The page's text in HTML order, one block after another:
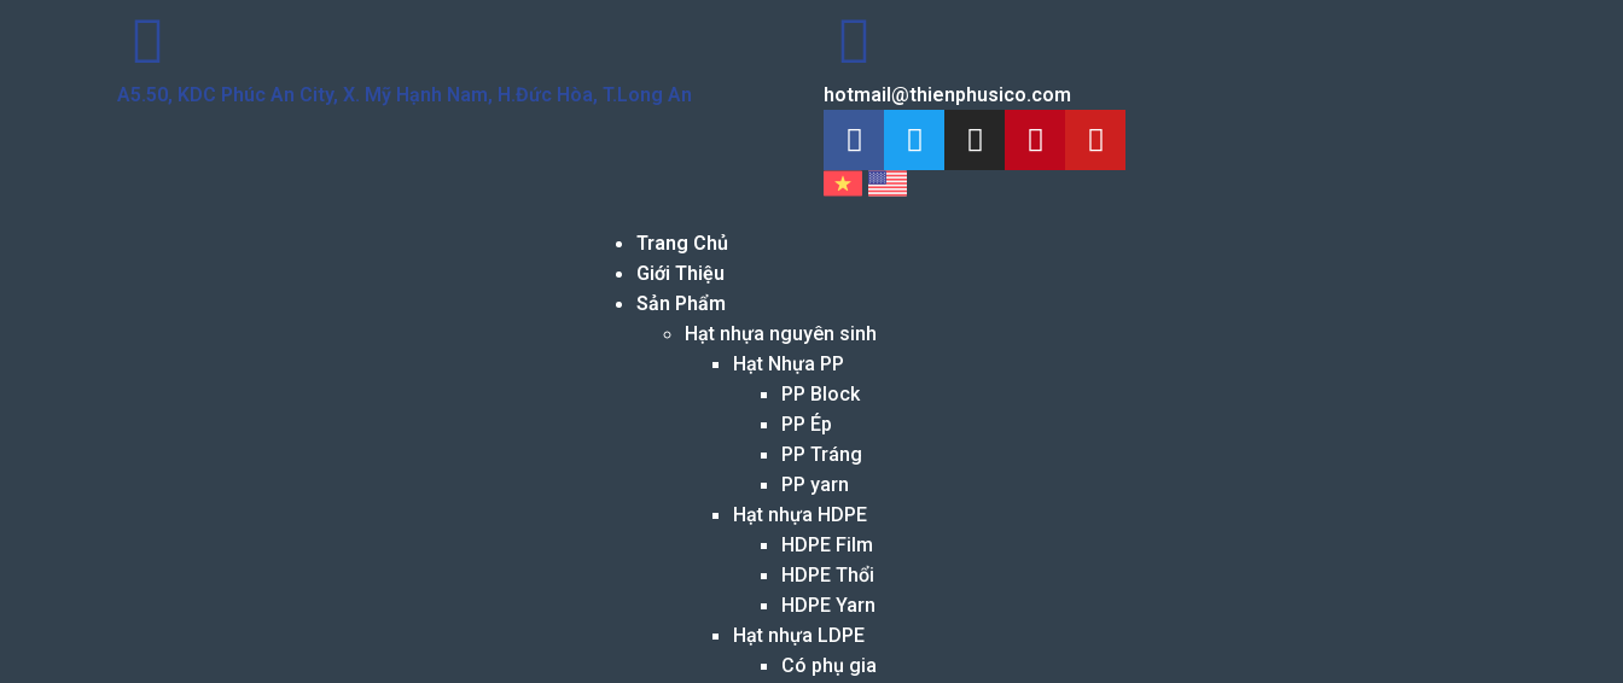
A5.50, KDC Phúc An City, X. Mỹ Hạnh Nam, H.Đức Hòa, T.Long An hotmail@thienphusico.com
Trang Chủ
Giới Thiệu
Sản Phẩm
Hạt nhựa nguyên sinh
Hạt Nhựa PP
PP Block
PP Ép
PP Tráng
PP yarn
Hạt nhựa HDPE
HDPE Film
HDPE Thổi
HDPE Yarn
Hạt nhựa LDPE
Có phụ gia